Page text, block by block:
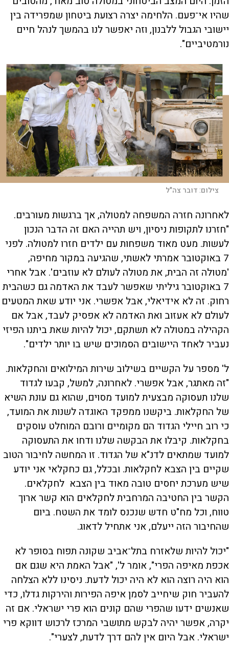
שהיו אי־פעם. הלחימה יצרה רצועת ביטחון שמפרידה בין
יישובי הגבול ללבנון, וזה יאפשר לנו בהמשך לנהל חיים
נורמטיביים".
צילום:דובר צה"ל
לאחרונה חזרה המשפחה למטולה, אך ברגשות מעורבים.
"חזרנו לתקופות ניסיון, ויש תהייה האם זה הדבר הנכון
לעשות. מעט מאוד משפחות עם ילדים חזרו למטולה. לפני
7 באוקטובר אמרתי לאשתי, שהגיעה במקור מחיפה,
'מטולה זה הבית, את מטולה לעולם לא עוזבים'. אבל אחרי
7 באוקטובר גיליתי שאפשר לעבד את האדמה גם כשהבית
רחוק. זה לא אידיאלי, אבל אפשרי. אני יודע שאת המטעים
לעולם לא אעזוב ואת האדמה לא אפסיק לעבד, אבל אם
הקהילה במטולה לא תשתקם, יכול להיות שאת ביתנו הפיזי
נעביר לאחד היישובים הסמוכים שיש בו יותר ילדים".
ל' מספר על הקשיים בשילוב שירות המילואים והחקלאות.
"זה מאתגר, אבל אפשרי. לאחרונה, למשל, קבעו לגדוד
שלנו תעסוקה מבצעית למועד מסוים, שהוא גם עונת השיא
של החקלאות. ביקשנו ממפקד האוגדה לשנות את המועד,
כי רוב חיילי הגדוד הם מקומיים ורובם המוחלט עוסקים
בחקלאות. קיבלו את הבקשה שלנו ודחו את התעסוקה
למועד שמתאים לדנ"א של הגדוד. זו המחשה לחיבור הטוב
שקיים בין הצבא לחקלאות. ובכלל, גם כחקלאי אני יודע
שיש מערכת יחסים טובה מאוד בין הצבא לחקלאים.
הקשר בין החטיבה המרחבית לחקלאים הוא קשר ארוך
טווח, וכל מח"ט חדש שנכנס לומד את השטח. ביום
שהחיבור הזה ייעלם, אני אתחיל לדאוג.
"יכול להיות שלאזרח בתל־אביב שקונה תפוח בסופר לא
אכפת מאיפה הפרי", אומר ל', "אבל האמת היא שגם אם
הוא היה רוצה הוא לא היה יכול לדעת. ניסינו ללא הצלחה
להעביר חוק שיחייב לסמן איפה הפירות והירקות גדלו, כדי
שאנשים ידעו שהפרי שהם קונים הוא פרי ישראלי. אם זה
יקרה, אפשר יהיה לבקש מתושבי המרכז לרכוש דווקא פרי
ישראלי. אבל היום אין להם דרך לדעת, לצערי".